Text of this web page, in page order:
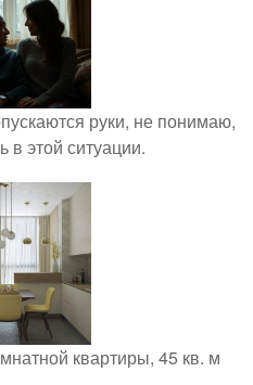
руки, не понимаю,
в этой ситуации.
квартиры, 45 кв. м